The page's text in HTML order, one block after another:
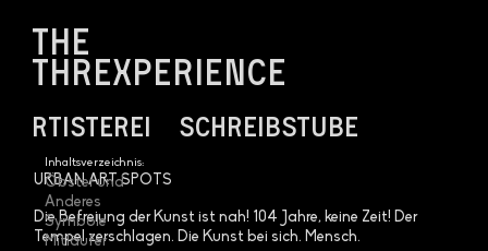
The
THREXPERIENCE
Rtisterei Schreibstube
URBAN ART SPOTS
Die Befreiung der Kunst ist nah! 104 Jahre, keine Zeit! Der
Tempel zerschlagen. Die Kunst bei sich. Mensch.
Inhaltsverzeichnis:
Öbster und
Anderes
Symbole
Mitläufer